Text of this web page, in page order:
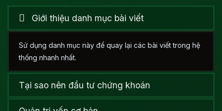
Giới thiệu danh mục bài viết
Sử dụng danh mục này để quay lại các bài viết trong hệ
thống nhanh nhất.
Tại sao nên đầu tư chứng khoán